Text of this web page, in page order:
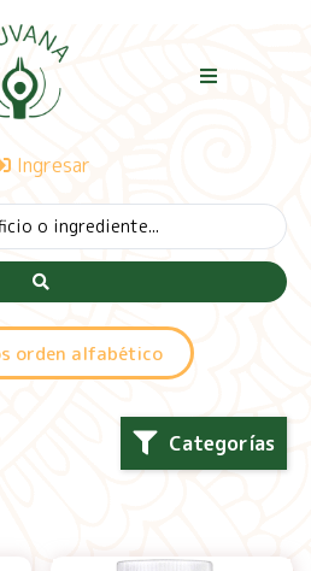
Ingresar
orden alfabético
Categorías